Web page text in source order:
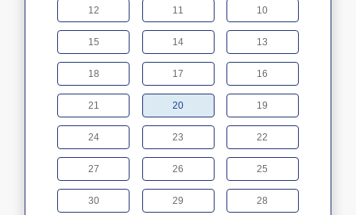
10
11
12
13
14
15
16
17
18
19
20
21
22
23
24
25
26
27
28
29
30